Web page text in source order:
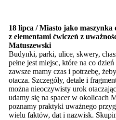
18 lipca / Miasto jako maszynka
z elementami ćwiczeń z
Matuszewski
Budynki, parki, ulice, skwery,
pełne jest miejsc, które na co
zawsze mamy czas i potrzebę,
otacza. Szczegóły, detale i
można nieoczywisty urok
udamy się na spacer w okolicach
poznamy praktyki uważnego
wielu faktów, dat i nazwisk.